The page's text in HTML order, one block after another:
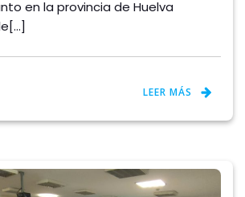
en la provincia de Huelva
LEER MÁS